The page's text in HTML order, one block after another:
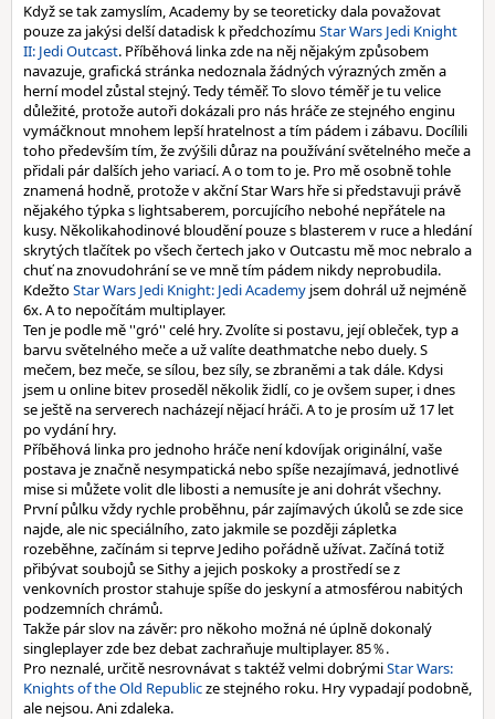
Když se tak zamyslím, Academy by se teoreticky dala považovat
pouze za jakýsi delší datadisk k předchozímu Star Wars Jedi Knight
II: Jedi Outcast. Příběhová linka zde na něj nějakým způsobem
navazuje, grafická stránka nedoznala žádných výrazných změn a
herní model zůstal stejný. Tedy téměř. To slovo téměř je tu velice
důležité, protože autoři dokázali pro nás hráče ze stejného enginu
vymáčknout mnohem lepší hratelnost a tím pádem i zábavu. Docílili
toho především tím, že zvýšili důraz na používání světelného meče a
přidali pár dalších jeho variací. A o tom to je. Pro mě osobně tohle
znamená hodně, protože v akční Star Wars hře si představuji právě
nějakého týpka s lightsaberem, porcujícího nebohé nepřátele na
kusy. Několikahodinové bloudění pouze s blasterem v ruce a hledání
skrytých tlačítek po všech čertech jako v Outcastu mě moc nebralo a
chuť na znovudohrání se ve mně tím pádem nikdy neprobudila.
KdežtoStar Wars Jedi Knight: Jedi Academy jsem dohrál už nejméně
6x. A to nepočítám multiplayer.
Ten je podle mě ''gró'' celé hry. Zvolíte si postavu, její obleček, typ a
barvu světelného meče a už valíte deathmatche nebo duely. S
mečem, bez meče, se sílou, bez síly, se zbraněmi a tak dále. Kdysi
jsem u online bitev proseděl několik židlí, co je ovšem super, i dnes
se ještě na serverech nacházejí nějací hráči. A to je prosím už 17 let
po vydání hry.
Příběhová linka pro jednoho hráče není kdovíjak originální, vaše
postava je značně nesympatická nebo spíše nezajímavá, jednotlivé
mise si můžete volit dle libosti a nemusíte je ani dohrát všechny.
První půlku vždy rychle proběhnu, pár zajímavých úkolů se zde sice
najde, ale nic speciálního, zato jakmile se později zápletka
rozeběhne, začínám si teprve Jediho pořádně užívat. Začíná totiž
přibývat soubojů se Sithy a jejich poskoky a prostředí se z
venkovních prostor stahuje spíše do jeskyní a atmosférou nabitých
podzemních chrámů.
Takže pár slov na závěr: pro někoho možná né úplně dokonalý
singleplayer zde bez debat zachraňuje multiplayer. 85％.
Pro neznalé, určitě nesrovnávat s taktéž velmi dobrýmiStar Wars:
Knights of the Old Republicze stejného roku. Hry vypadají podobně,
ale nejsou. Ani zdaleka.